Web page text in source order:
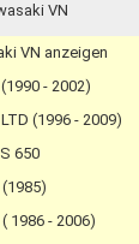
VN
VN anzeigen
- 2002)
(1996 - 2009)
650
1986 - 2006)